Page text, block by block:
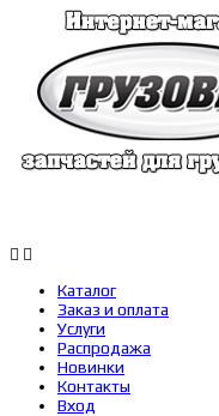
Каталог
Заказ и оплата
Услуги
Распродажа
Новинки
Контакты
Вход